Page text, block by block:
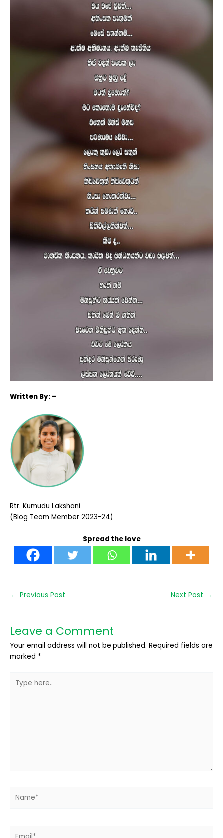
Written By: –
Rtr. Kumudu Lakshani
(Blog Team Member 2023-24)
Spread the love
← Previous Post Next Post →
Leave a Comment
Your email address will not be published. Required fields are
marked *
here..